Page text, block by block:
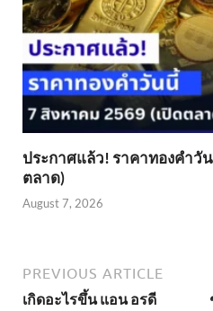
ประกาศแล้ว! ราคาทองคำวั
ตลาด)
August 7, 2026
PREVIOUS ARTICLE
เกิดอะไรขึ้น แอน อรดี